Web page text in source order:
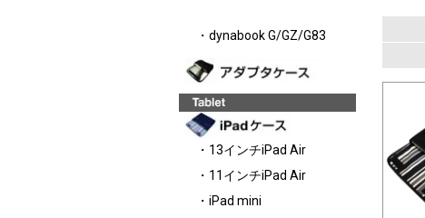
・dynabook G/GZ/G83
・13インチiPad Air
・11インチiPad Air
・iPad mini